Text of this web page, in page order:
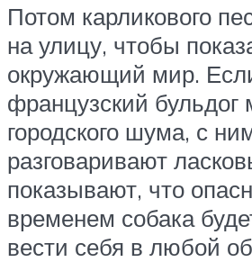
Потом карликового
на улицу, чтобы
окружающий мир.
французский бульдог
городского шума, с
разговаривают
показывают, что
временем собака
вести себя в любой